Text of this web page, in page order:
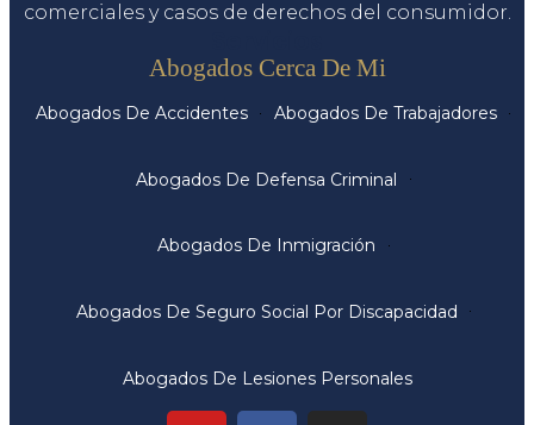
comerciales y casos de derechos del consumidor.
Abogados Cerca De Mi
Abogados De Accidentes Abogados De Trabajadores
Abogados De Defensa Criminal
Abogados De Inmigración
Abogados De Seguro Social Por Discapacidad
Abogados De Lesiones Personales